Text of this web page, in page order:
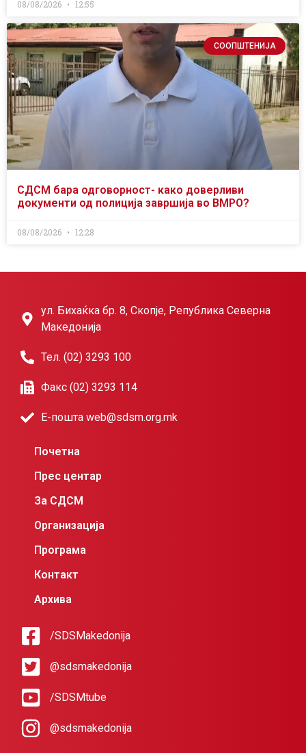
08/08/2026 12:55
СООПШТЕНИЈА
СДСМ бара одговорност- како доверливи
документи од полиција завршија во ВМРО?
08/08/2026 12:28
ул. Бихаќка бр. 8, Скопје, Република Северна
Македонија
Тел. (02) 3293 100
Факс (02) 3293 114
Е-пошта web@sdsm.org.mk
Почетна
Прес центар
За СДСМ
Организација
Програма
Контакт
Архива
/SDSMakedonija
@sdsmakedonija
/SDSMtube
@sdsmakedonija